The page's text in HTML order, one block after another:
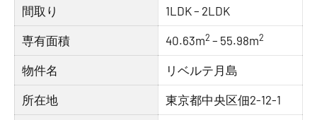
間取り 1LDK – 2LDK
専有面積 40.63m2 – 55.98m2
物件名 リベルテ月島
所在地 東京都中央区佃2-12-1